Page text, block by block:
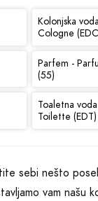
Kolonjska
Cologne
Parfem -
(55)
Toaletna
Toilette
sebi nešto
vam našu